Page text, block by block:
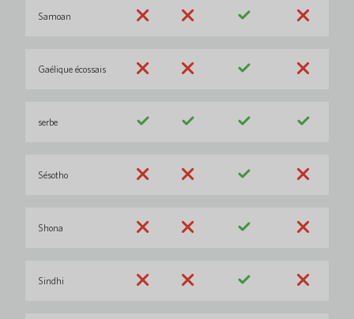
Samoan
Gaélique écossais
serbe
Sésotho
Shona
Sindhi